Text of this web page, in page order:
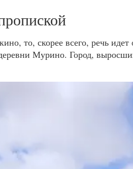
то, скорее всего, речь
Мурино. Город,